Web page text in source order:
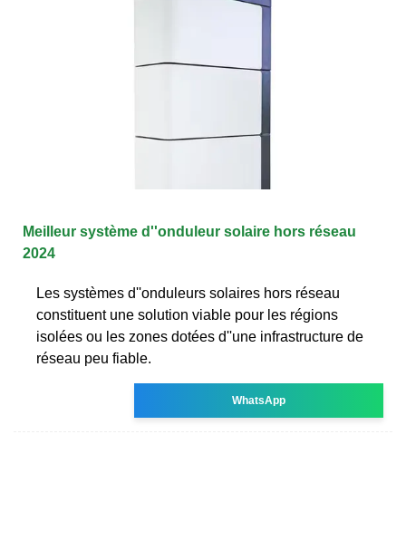
Meilleur système d''onduleur solaire hors réseau
2024
Les systèmes d''onduleurs solaires hors réseau
constituent une solution viable pour les régions
isolées ou les zones dotées d''une infrastructure de
réseau peu fiable.
WhatsApp